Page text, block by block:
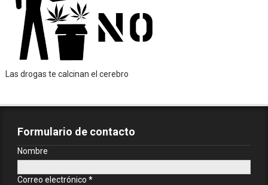
Las drogas te calcinan el cerebro
Formulario de contacto
Nombre
Correo electrónico *